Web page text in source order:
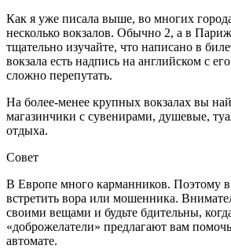
Как я уже писала выше, во многих
несколько вокзалов. Обычно 2, а в
тщательно изучайте, что написано в
вокзала есть надпись на английском с
сложно перепутать.
На более-менее крупных вокзалах вы
магазинчики с сувенирами, душевые,
отдыха.
Совет
В Европе много карманников. Поэтому в
встретить вора или мошенника.
своими вещами и будьте бдительны,
«доброжелатели» предлагают вам
автомате.